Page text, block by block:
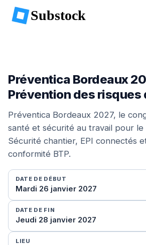
Substock
Préventica Bordeaux
Prévention des risques
Préventica Bordeaux 2027, le
santé et sécurité au travail pour le
Sécurité chantier, EPI connectés
conformité BTP.
DATE DE DÉBUT
Mardi 26 janvier 2027
DATE DE FIN
Jeudi 28 janvier 2027
LIEU